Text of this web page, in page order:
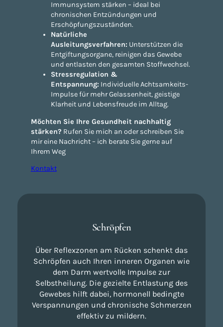
Immunsystem stärken – ideal bei
chronischen Entzündungen und
Erschöpfungszuständen.
Natürliche
Ausleitungsverfahren: Unterstützen die
Entgiftungsorgane, reinigen das Gewebe
und entlasten den gesamten Stoffwechsel.
Stressregulation &
Entspannung: Individuelle Achtsamkeits-
Impulse für mehr Gelassenheit, geistige
Klarheit und Lebensfreude im Alltag.
Möchten Sie Ihre Gesundheit nachhaltig
stärken? Rufen Sie mich an oder schreiben Sie
mir eine Nachricht – ich berate Sie gerne auf
Ihrem Weg
Kontakt
Schröpfen
Über Reflexzonen am Rücken schenkt das
Schröpfen auch Ihren inneren Organen wie
dem Darm wertvolle Impulse zur
Selbstheilung. Die gezielte Entlastung des
Gewebes hilft dabei, hormonell bedingte
Verspannungen und chronische Schmerzen
effektiv zu mildern.